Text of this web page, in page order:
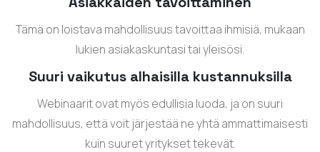
Tämä on loistava mahdollisuus tavoittaa ihmisiä, mukaan
lukien asiakaskuntasi tai yleisösi.
Suuri vaikutus alhaisilla kustannuksilla
Webinaarit ovat myös edullisia luoda, ja on suuri
mahdollisuus, että voit järjestää ne yhtä ammattimaisesti
kuin suuret yritykset tekevät.